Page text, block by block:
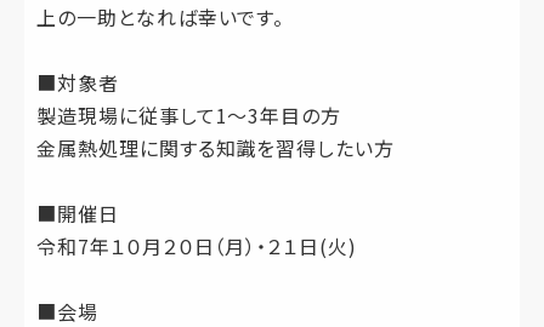
上の一助となれば幸いです。
■対象者
製造現場に従事して1〜3年目の方
金属熱処理に関する知識を習得したい方
■開催日
令和7年１０月２０日（月）・２１日(火)
■会場